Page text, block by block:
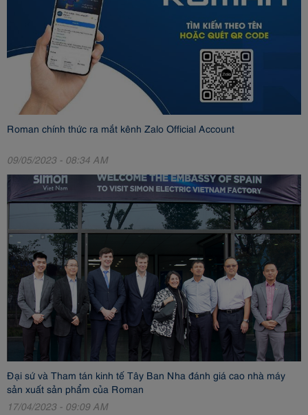
Roman chính thức ra mắt kênh Zalo Official Account
09/05/2023 - 08:34 AM
Đại sứ và Tham tán kinh tế Tây Ban Nha đánh giá cao nhà máy
sản xuất sản phẩm của Roman
17/04/2023 - 09:09 AM